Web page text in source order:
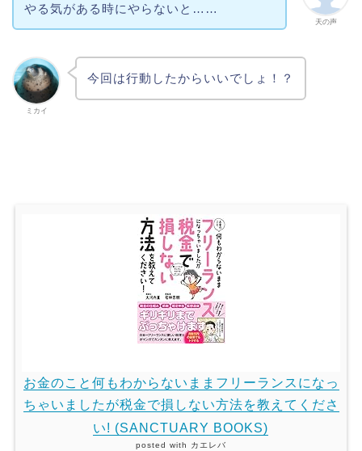
天の声
やる気がある時にやらないと……
ミカイ
今回は行動したからいいでしょ！？
お金のこと何もわからないままフリーランスになっ
ちゃいましたが税金で損しない方法を教えてくださ
い! (SANCTUARY BOOKS)
posted with カエレバ